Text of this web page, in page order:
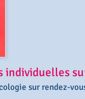
individuelles
sur rendez-